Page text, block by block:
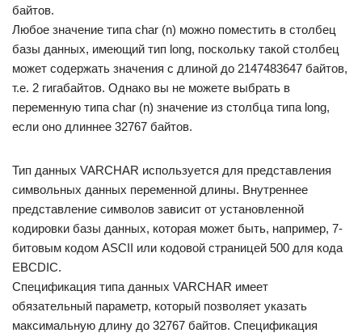
байтов.
Любое значение типа char (n) можно поместить в столбец
базы данных, имеющий тип long, поскольку такой столбец
может содержать значения с длиной до 2147483647 байтов,
т.е. 2 гигабайтов. Однако вы не можете выбрать в
переменную типа char (n) значение из столбца типа long,
если оно длиннее 32767 байтов.
Тип данных VARCHAR используется для представления
символьных данных переменной длины. Внутреннее
представление символов зависит от установленной
кодировки базы данных, которая может быть, например, 7-
битовым кодом ASCII или кодовой страницей 500 для кода
EBCDIC.
Спецификация типа данных VARCHAR имеет
обязательный параметр, который позволяет указать
максимальную длину до 32767 байтов. Спецификация